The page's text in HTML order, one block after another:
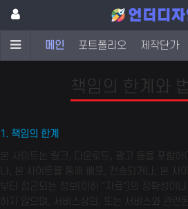
메인 포트폴리오 제작단가
책임의 한계와
1. 책임의 한계
본 사이트는 링크, 다운로드, 광고 등을 포함하
나, 본 사이트를 통해 배포, 전송되거나, 본 사
부터 접근되는 정보(이하 "자료")의 정확성이
하지 않으며, 서비스상의, 또는 서비스와 관련